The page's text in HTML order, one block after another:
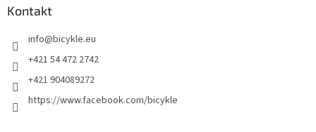
Kontakt
info@bicykle.eu
+421 54 472 2742
+421 904089272
https://www.facebook.com/bicykle